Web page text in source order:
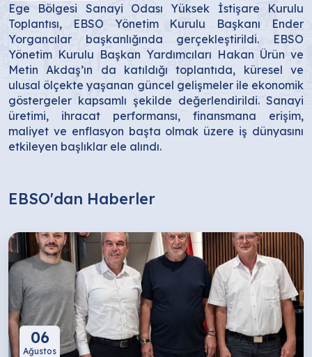
Ege Bölgesi Sanayi Odası Yüksek İstişare Kurulu
Toplantısı, EBSO Yönetim Kurulu Başkanı Ender
Yorgancılar başkanlığında gerçekleştirildi. EBSO
Yönetim Kurulu Başkan Yardımcıları Hakan Ürün ve
Metin Akdaş’ın da katıldığı toplantıda, küresel ve
ulusal ölçekte yaşanan güncel gelişmeler ile ekonomik
göstergeler kapsamlı şekilde değerlendirildi. Sanayi
üretimi, ihracat performansı, finansmana erişim,
maliyet ve enflasyon başta olmak üzere iş dünyasını
etkileyen başlıklar ele alındı.
EBSO'dan Haberler
06
Ağustos